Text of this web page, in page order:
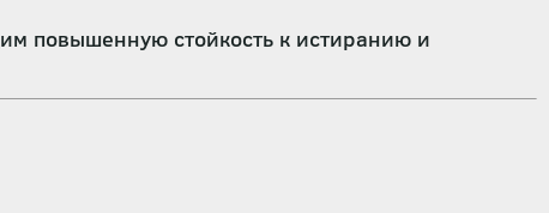
повышенную стойкость к истиранию и